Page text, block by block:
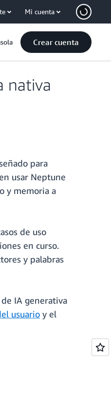
Mi cuenta
Crear cuenta
nativa
para
usar Neptune
y memoria a
de uso
en curso.
y palabras
IA generativa
usuario y el